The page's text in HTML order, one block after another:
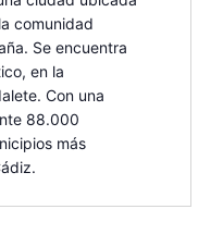
comunidad
Se encuentra
en la
Con una
88.000
más